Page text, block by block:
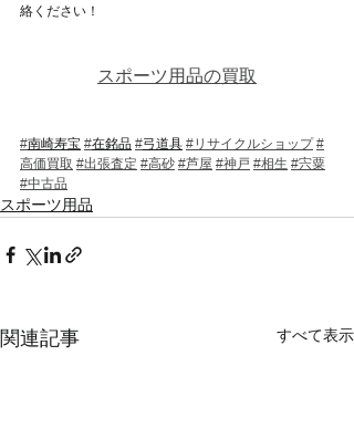
絡ください！
スポーツ用品の買取
#南崎寿宝 #在銘品 #弓道具 #リサイクルショップ #
高価買取 #出張査定 #高砂 #芦屋 #神戸 #相生 #宍粟
#中古品
スポーツ用品
関連記事 すべて表示